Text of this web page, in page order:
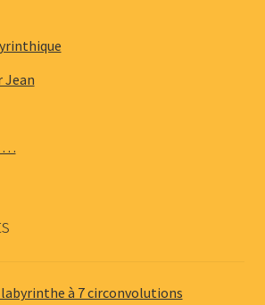
Jean
…
labyrinthe à 7 circonvolutions